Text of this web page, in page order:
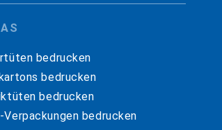
bedrucken
bedrucken
bedrucken
bedrucken